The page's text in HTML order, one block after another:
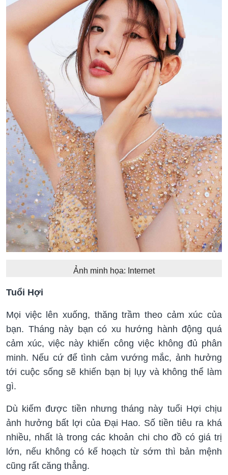
Ảnh minh họa: Internet
Tuổi Hợi
Mọi việc lên xuống, thăng trầm theo cảm xúc của
bạn. Tháng này bạn có xu hướng hành động quá
cảm xúc, việc này khiến công việc không đủ phân
minh. Nếu cứ để tình cảm vướng mắc, ảnh hưởng
tới cuộc sống sẽ khiến bạn bị lụy và không thể làm
gì.
Dù kiếm được tiền nhưng tháng này tuổi Hợi chịu
ảnh hưởng bất lợi của Đại Hao. Số tiền tiêu ra khá
nhiều, nhất là trong các khoản chi cho đồ có giá trị
lớn, nếu không có kế hoạch từ sớm thì bản mệnh
cũng rất căng thẳng.